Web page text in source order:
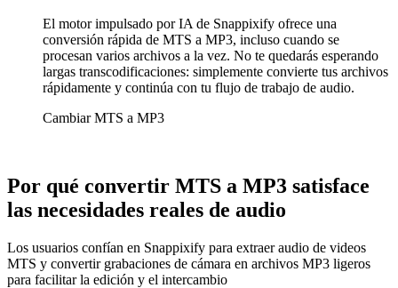
El motor impulsado por IA de Snappixify ofrece una
conversión rápida de MTS a MP3, incluso cuando se
procesan varios archivos a la vez. No te quedarás esperando
largas transcodificaciones: simplemente convierte tus archivos
rápidamente y continúa con tu flujo de trabajo de audio.
Cambiar MTS a MP3
Por qué convertir MTS a MP3 satisface
las necesidades reales de audio
Los usuarios confían en Snappixify para extraer audio de videos
MTS y convertir grabaciones de cámara en archivos MP3 ligeros
para facilitar la edición y el intercambio